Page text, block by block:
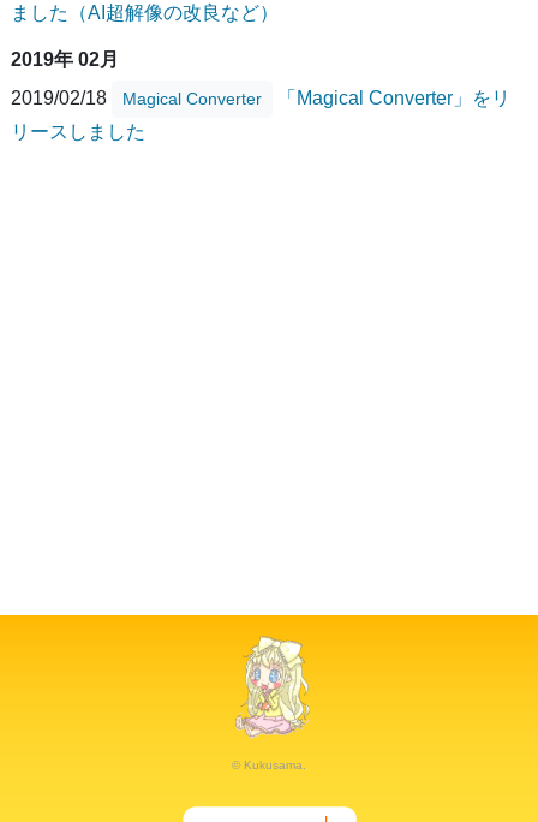
ました（AI超解像の改良など）
2019年 02月
2019/02/18
Magical Converter
「Magical Converter」をリ
リースしました
© Kukusama.